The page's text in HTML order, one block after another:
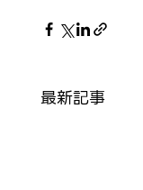
最新記事